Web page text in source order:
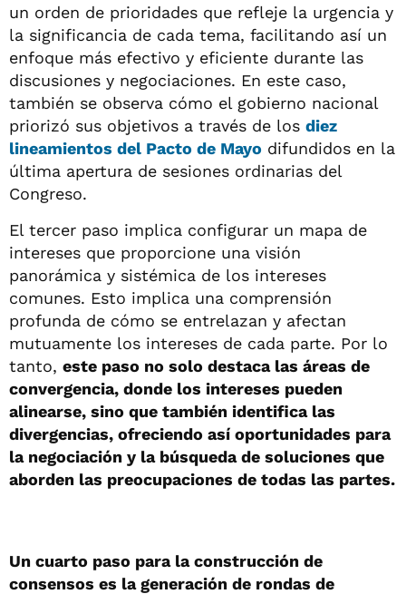
un orden de prioridades que refleje la urgencia y
la significancia de cada tema, facilitando así un
enfoque más efectivo y eficiente durante las
discusiones y negociaciones. En este caso,
también se observa cómo el gobierno nacional
priorizó sus objetivos a través de los diez
lineamientos del Pacto de Mayo difundidos en la
última apertura de sesiones ordinarias del
Congreso.
El tercer paso implica configurar un mapa de
intereses que proporcione una visión
panorámica y sistémica de los intereses
comunes. Esto implica una comprensión
profunda de cómo se entrelazan y afectan
mutuamente los intereses de cada parte. Por lo
tanto, este paso no solo destaca las áreas de
convergencia, donde los intereses pueden
alinearse, sino que también identifica las
divergencias, ofreciendo así oportunidades para
la negociación y la búsqueda de soluciones que
aborden las preocupaciones de todas las partes.
Un cuarto paso para la construcción de
consensos es la generación de rondas de